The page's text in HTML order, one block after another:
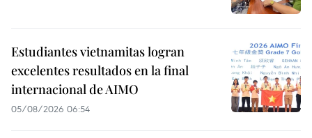
Estudiantes vietnamitas logran
excelentes resultados en la final
internacional de AIMO
05/08/2026 06:54